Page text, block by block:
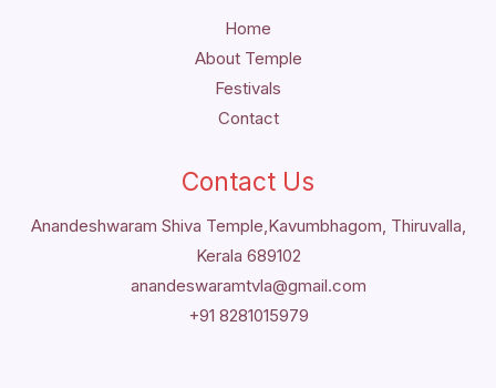
Home
About Temple
Festivals
Contact
Contact Us
Anandeshwaram Shiva Temple,Kavumbhagom, Thiruvalla,
Kerala 689102
anandeswaramtvla@gmail.com
+91 8281015979